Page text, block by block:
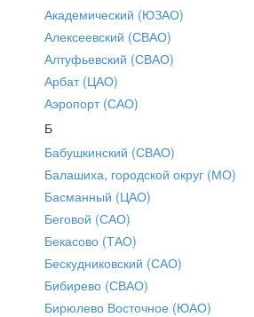
Академический (ЮЗАО)
Алексеевский (СВАО)
Алтуфьевский (СВАО)
Арбат (ЦАО)
Аэропорт (САО)
Б
Бабушкинский (СВАО)
Балашиха, городской округ (МО)
Басманный (ЦАО)
Беговой (САО)
Бекасово (ТАО)
Бескудниковский (САО)
Бибирево (СВАО)
Бирюлево Восточное (ЮАО)